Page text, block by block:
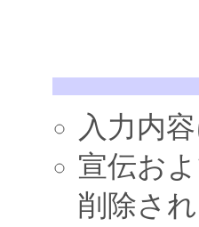
入力内
宣伝お
削除され